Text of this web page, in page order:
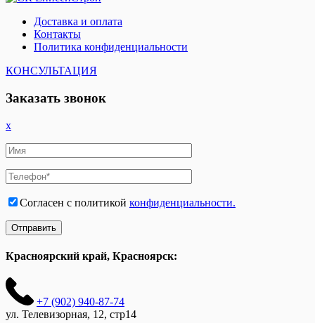
Доставка и оплата
Контакты
Политика конфиденциальности
КОНСУЛЬТАЦИЯ
Заказать звонок
x
Согласен с политикой конфиденциальности.
Красноярский край, Красноярск:
+7 (902) 940-87-74
ул. Телевизорная, 12, стр14